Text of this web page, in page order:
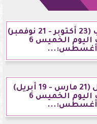
برج العقرب (23 أكتوبر - 21 نوفمبر)
حظك اليوم الخميس 6
أغسطس:...
برج الحمل (21 مارس - 19 أبريل)
حظك اليوم الخميس 6
أغسطس:...